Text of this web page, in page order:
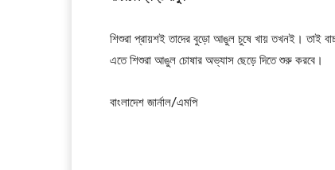
শিশুরা প্রায়শই তাদের বুড়ো আঙুল চুষে খায় তখনই। তাই
এতে শিশুরা আঙুল চোষার অভ্যাস ছেড়ে দিতে শুরু করবে।
বাংলাদেশ জার্নাল/এমপি